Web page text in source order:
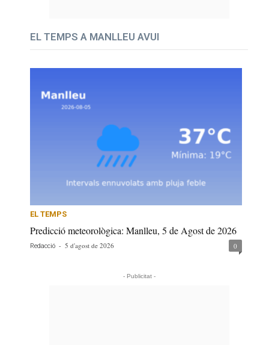
EL TEMPS A MANLLEU AVUI
EL TEMPS
Predicció meteorològica: Manlleu, 5 de Agost de 2026
Redacció - 5 d'agost de 2026 0
- Publicitat -